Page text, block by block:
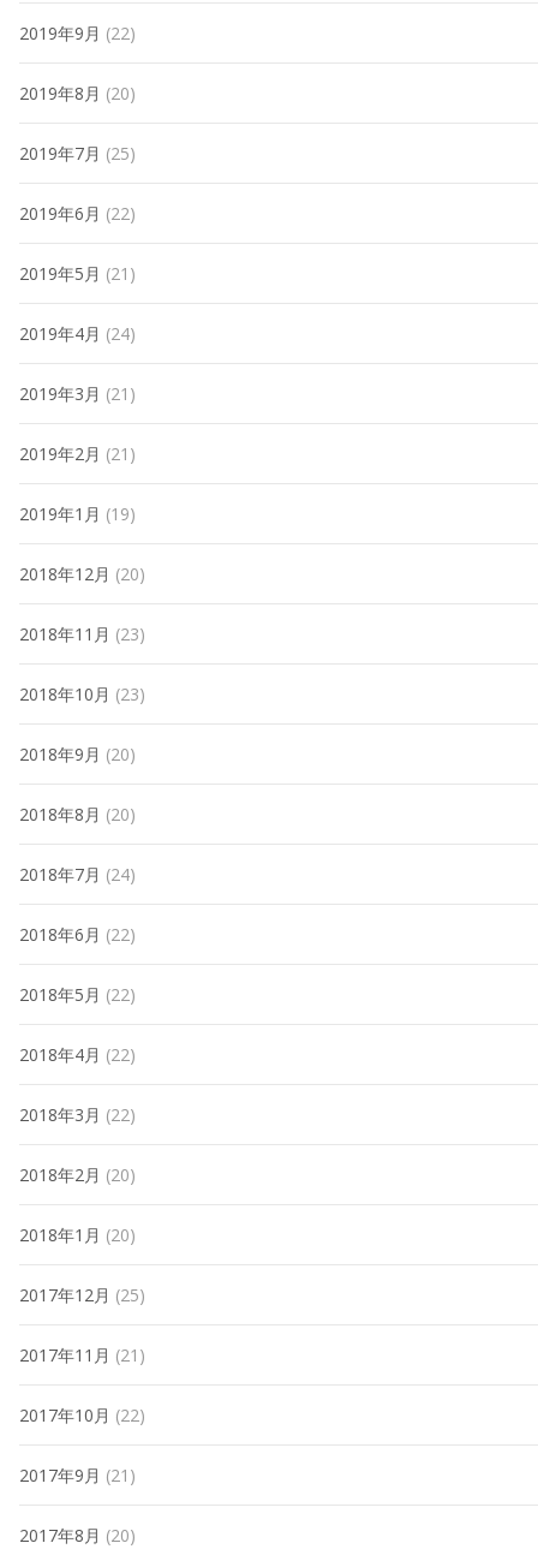
2019年9月 (22)
2019年8月 (20)
2019年7月 (25)
2019年6月 (22)
2019年5月 (21)
2019年4月 (24)
2019年3月 (21)
2019年2月 (21)
2019年1月 (19)
2018年12月 (20)
2018年11月 (23)
2018年10月 (23)
2018年9月 (20)
2018年8月 (20)
2018年7月 (24)
2018年6月 (22)
2018年5月 (22)
2018年4月 (22)
2018年3月 (22)
2018年2月 (20)
2018年1月 (20)
2017年12月 (25)
2017年11月 (21)
2017年10月 (22)
2017年9月 (21)
2017年8月 (20)